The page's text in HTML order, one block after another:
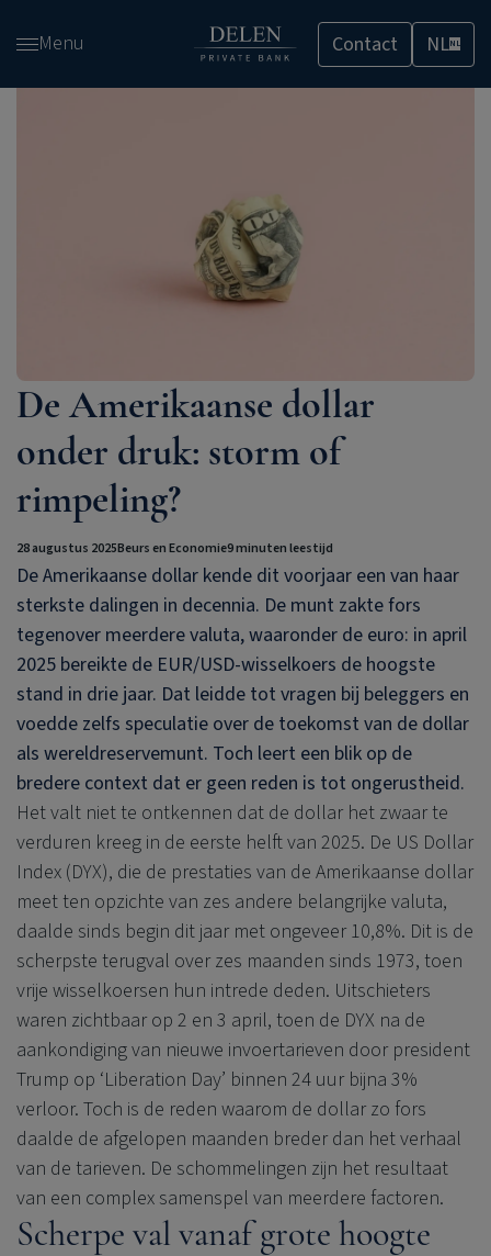
en
Menu Contact NLNL
De Amerikaanse dollar
onder druk: storm of
rimpeling?
28 augustus 2025Beurs en Economie9 minuten leestijd
De Amerikaanse dollar kende dit voorjaar een van haar
sterkste dalingen in decennia. De munt zakte fors
tegenover meerdere valuta, waaronder de euro: in april
2025 bereikte de EUR/USD-wisselkoers de hoogste
stand in drie jaar. Dat leidde tot vragen bij beleggers en
voedde zelfs speculatie over de toekomst van de dollar
als wereldreservemunt. Toch leert een blik op de
bredere context dat er geen reden is tot ongerustheid.
Het valt niet te ontkennen dat de dollar het zwaar te
verduren kreeg in de eerste helft van 2025. De US Dollar
Index (DYX), die de prestaties van de Amerikaanse dollar
meet ten opzichte van zes andere belangrijke valuta,
daalde sinds begin dit jaar met ongeveer 10,8%. Dit is de
scherpste terugval over zes maanden sinds 1973, toen
vrije wisselkoersen hun intrede deden. Uitschieters
waren zichtbaar op 2 en 3 april, toen de DYX na de
aankondiging van nieuwe invoertarieven door president
Trump op ‘Liberation Day’ binnen 24 uur bijna 3%
verloor. Toch is de reden waarom de dollar zo fors
daalde de afgelopen maanden breder dan het verhaal
van de tarieven. De schommelingen zijn het resultaat
van een complex samenspel van meerdere factoren.
Scherpe val vanaf grote hoogte